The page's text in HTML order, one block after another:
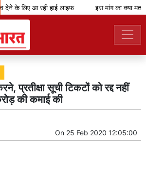
के लिए आ रही हाई लाइफ इस मांग का क्या
प्रतीक्षा सूची टिकटों को रद्द नहीं
की कमाई की
On 25 Feb 2020 12:05:00